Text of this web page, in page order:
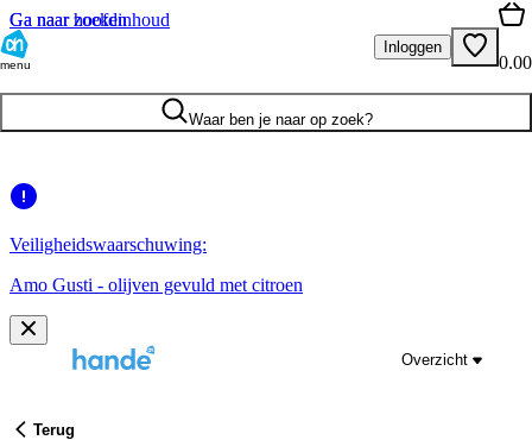
Ga naar hoofdinhoud
Ga naar zoeken
menu
Inloggen
0.00
Waar ben je naar op zoek?
Veiligheidswaarschuwing:
Amo Gusti - olijven gevuld met citroen
Overzicht
Terug